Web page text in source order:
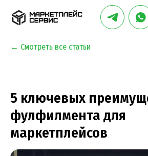
← Смотреть все статьи
5 ключевых
фулфилмента для
маркетплейсов